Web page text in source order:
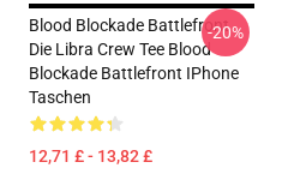
Blood Blockade Battlefront
Die Libra Crew Tee Blood
Blockade Battlefront IPhone
Taschen
12,71 £ - 13,82 £
-20%